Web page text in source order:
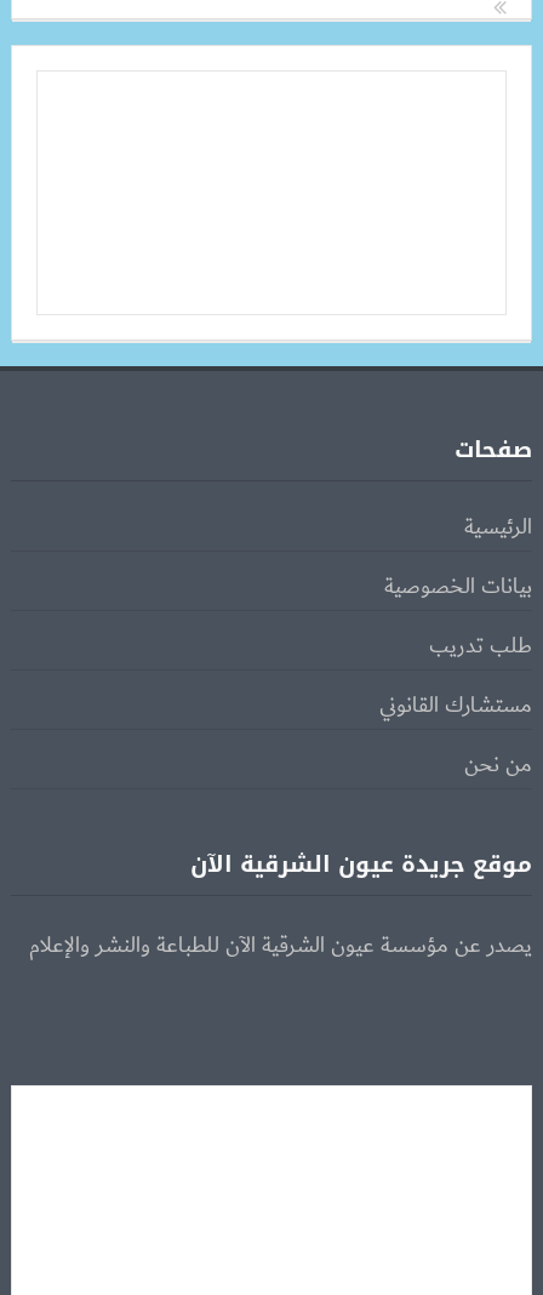
صفحات
الرئيسية
بيانات الخصوصية
طلب تدريب
مستشارك القانوني
من نحن
موقع جريدة عيون الشرقية الآن
يصدر عن مؤسسة عيون الشرقية الآن للطباعة والنشر والإعلام